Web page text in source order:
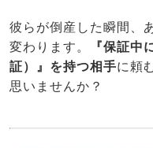
彼らが倒産した瞬間、
変わります。
『保証中
証）』を持つ相手に頼
思いませんか？